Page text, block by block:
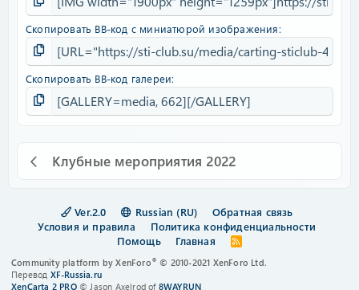
Скопировать BB-код с миниатюрой изображения
Скопировать BB-код галереи
Клубные мероприятия 2022
Ver.2.0 Russian (RU)
Обратная связь
Условия и правила
Политика конфиденциальности
Помощь
Главная
R
S
Community platform by XenForo® © 2010-2021 XenForo Ltd.
Перевод XF-Russia.ru
XenCarta 2 PRO© Jason Axelrod of 8WAYRUN